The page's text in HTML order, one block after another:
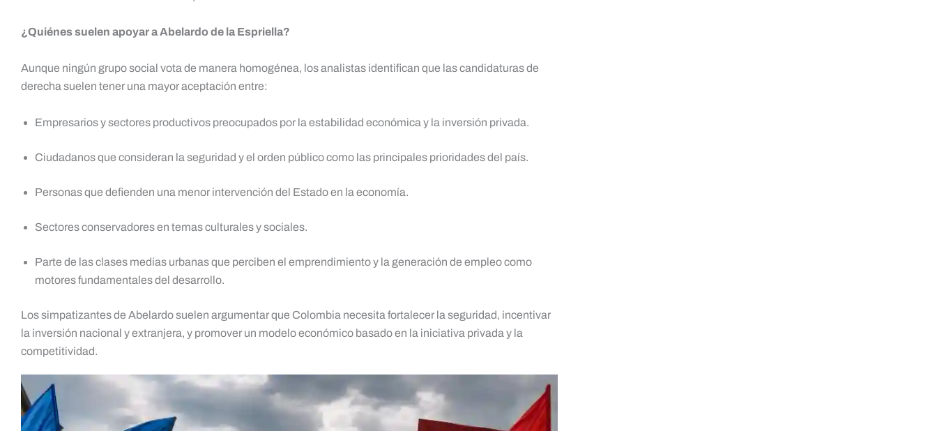
¿Quiénes suelen apoyar a Abelardo de la Espriella?
Aunque ningún grupo social vota de manera homogénea, los analistas identifican que las candidaturas de
derecha suelen tener una mayor aceptación entre:
Empresarios y sectores productivos preocupados por la estabilidad económica y la inversión privada.
Ciudadanos que consideran la seguridad y el orden público como las principales prioridades del país.
Personas que defienden una menor intervención del Estado en la economía.
Sectores conservadores en temas culturales y sociales.
Parte de las clases medias urbanas que perciben el emprendimiento y la generación de empleo como
motores fundamentales del desarrollo.
Los simpatizantes de Abelardo suelen argumentar que Colombia necesita fortalecer la seguridad, incentivar
la inversión nacional y extranjera, y promover un modelo económico basado en la iniciativa privada y la
competitividad.